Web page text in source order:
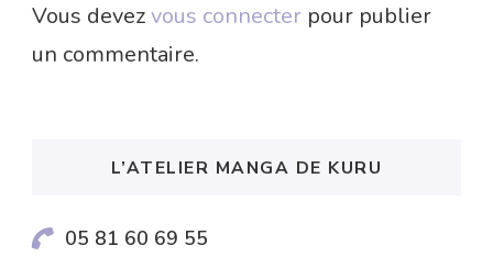
Vous devezvous connecter pour publier
un commentaire.
L’ATELIER MANGA DE KURU
05 81 60 69 55